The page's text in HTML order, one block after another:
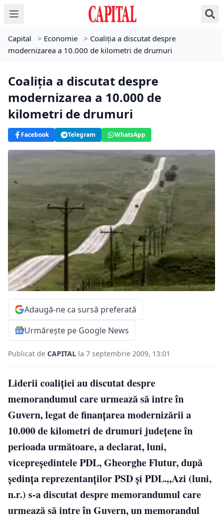
Capital > Economie > Coaliţia a discutat despre
modernizarea a 10.000 de kilometri de drumuri
Coaliţia a discutat despre
modernizarea a 10.000 de
kilometri de drumuri
Facebook Telegram WhatsApp
Adaugă-ne ca sursă preferată
Urmărește pe Google News
Publicat de CAPITAL la 7 septembrie 2009, 13:01
Liderii coaliţiei au discutat despre
memorandumul care urmează să intre în
Guvern, legat de finanţarea modernizării a
10.000 de kilometri de drumuri judeţene în
perioada următoare, a declarat, luni,
vicepreşedintele PDL, Gheorghe Flutur, după
şedinţa reprezentanţilor PSD şi PDL.„Azi (luni,
n.r.) s-a discutat despre memorandumul care
urmează să intre în Guvern, un memorandul